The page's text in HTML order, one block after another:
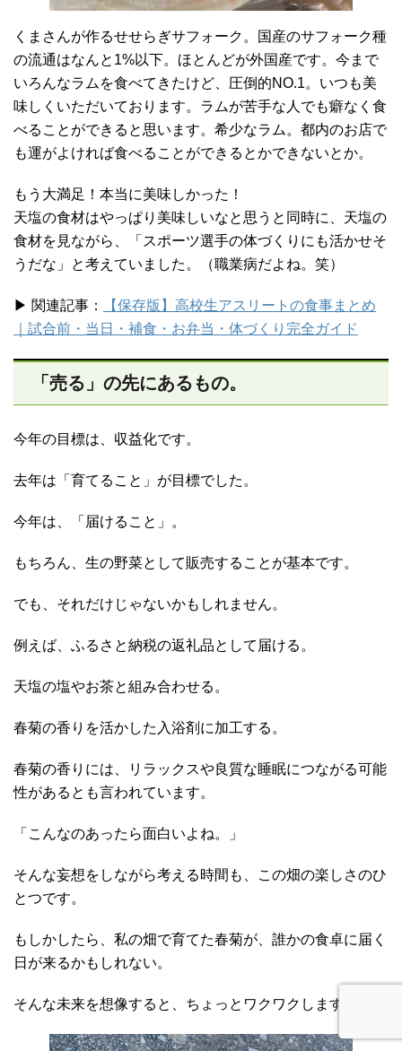
くまさんが作るせせらぎサフォーク。国産のサフォーク種
の流通はなんと1%以下。ほとんどが外国産です。今まで
いろんなラムを食べてきたけど、圧倒的NO.1。いつも美
味しくいただいております。ラムが苦手な人でも癖なく食
べることができると思います。希少なラム。都内のお店で
も運がよければ食べることができるとかできないとか。
もう大満足！本当に美味しかった！
天塩の食材はやっぱり美味しいなと思うと同時に、天塩の
食材を見ながら、「スポーツ選手の体づくりにも活かせそ
うだな」と考えていました。（職業病だよね。笑）
▶︎ 関連記事：
【保存版】高校生アスリートの食事まとめ
｜試合前・当日・補食・お弁当・体づくり完全ガイド
「売る」の先にあるもの。
今年の目標は、収益化です。
去年は「育てること」が目標でした。
今年は、「届けること」。
もちろん、生の野菜として販売することが基本です。
でも、それだけじゃないかもしれません。
例えば、ふるさと納税の返礼品として届ける。
天塩の塩やお茶と組み合わせる。
春菊の香りを活かした入浴剤に加工する。
春菊の香りには、リラックスや良質な睡眠につながる可能
性があるとも言われています。
「こんなのあったら面白いよね。」
そんな妄想をしながら考える時間も、この畑の楽しさのひ
とつです。
もしかしたら、私の畑で育てた春菊が、誰かの食卓に届く
日が来るかもしれない。
そんな未来を想像すると、ちょっとワクワクします。